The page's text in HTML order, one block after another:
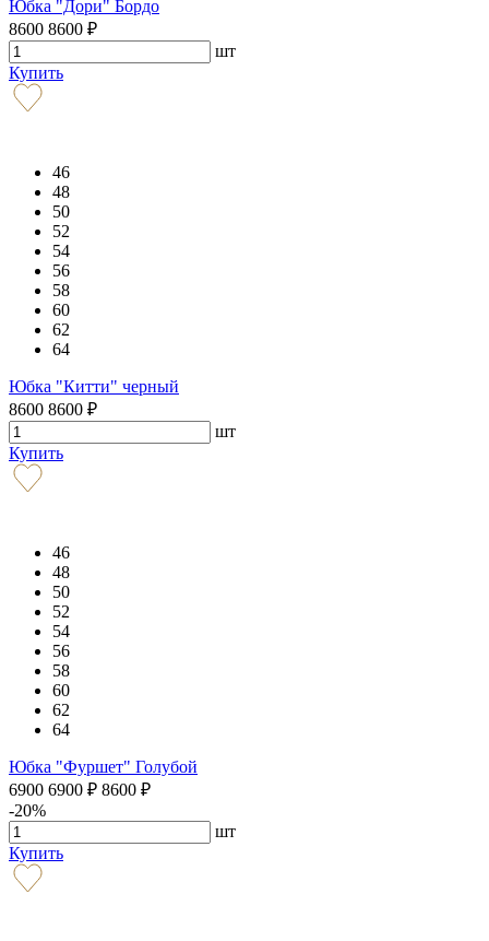
Юбка "Дори" Бордо
8600 8600 ₽
шт
Купить
46
48
50
52
54
56
58
60
62
64
Юбка "Китти" черный
8600 8600 ₽
шт
Купить
46
48
50
52
54
56
58
60
62
64
Юбка "Фуршет" Голубой
6900 6900 ₽ 8600 ₽
-20%
шт
Купить